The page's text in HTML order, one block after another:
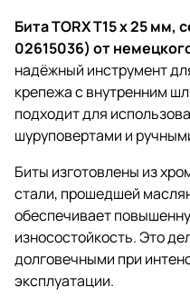
Бита TORX T15 x 25 мм,
02615036) от
надёжный инструмент
крепежа с внутренним
подходит для
шуруповертами и
Биты изготовлены из
стали, прошедшей
обеспечивает
износостойкость. Это
долговечными при
эксплуатации.